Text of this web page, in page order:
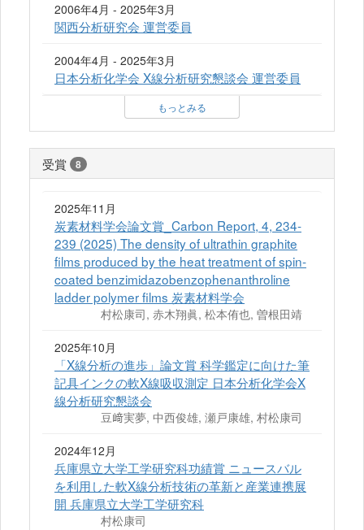
2006年4月 - 2025年3月
関西分析研究会 運営委員
2004年4月 - 2025年3月
日本分析化学会 X線分析研究懇談会 運営委員
もっとみる
受賞 8
2025年11月
炭素材料学会論文賞_Carbon Report, 4, 234-
239 (2025) The density of ultrathin graphite
films produced by the heat treatment of spin-
coated benzimidazobenzophenanthroline
ladder polymer films 炭素材料学会
村松康司, 赤木翔眞, 松本侑也, 曽根田靖
2025年10月
「X線分析の進歩」論文賞 科学鑑定に向けた筆
記具インクの軟X線吸収測定 日本分析化学会X
線分析研究懇談会
豆﨑実夢, 中西俊雄, 瀬戸康雄, 村松康司
2024年12月
兵庫県立大学工学研究科功績賞 ニュースバル
を利用した軟X線分析技術の革新と産業連携展
開 兵庫県立大学工学研究科
村松康司